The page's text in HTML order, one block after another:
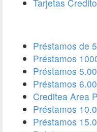
Tarjetas
Préstamos de
Préstamos
Préstamos
Préstamos
Creditea Area
Préstamos
Préstamos